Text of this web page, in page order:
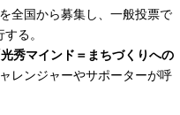
全国から募集し、一般投票で
る。
光秀マインド＝まちづくりへの
レンジャーやサポーターが呼